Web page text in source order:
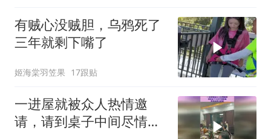
有贼心没贼胆，乌鸦死了
三年就剩下嘴了
姬海棠羽笠果 17跟贴
一进屋就被众人热情邀
请，请到桌子中间尽情跳